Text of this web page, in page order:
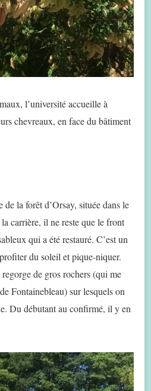
l’université accueille à
chevreaux, en face du bâtiment
de la forêt d’Orsay, située dans le
carrière, il ne reste que le front
qui a été restauré. C’est un
du soleil et pique-niquer.
de gros rochers (qui me
Fontainebleau) sur lesquels on
Du débutant au confirmé, il y en